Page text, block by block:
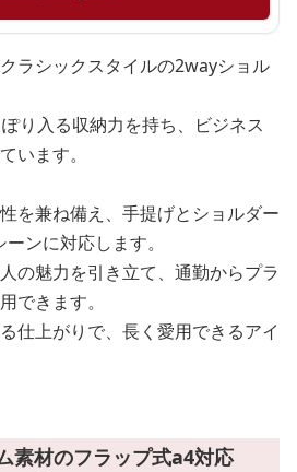
ラシックスタイルの2wayショル
り入る収納力を持ち、ビジネス
います。
を兼ね備え、手提げとショルダー
ンに対応します。
の魅力を引き立て、通勤からプラ
できます。
仕上がりで、長く愛用できるアイ
素材のフラップ式a4対応